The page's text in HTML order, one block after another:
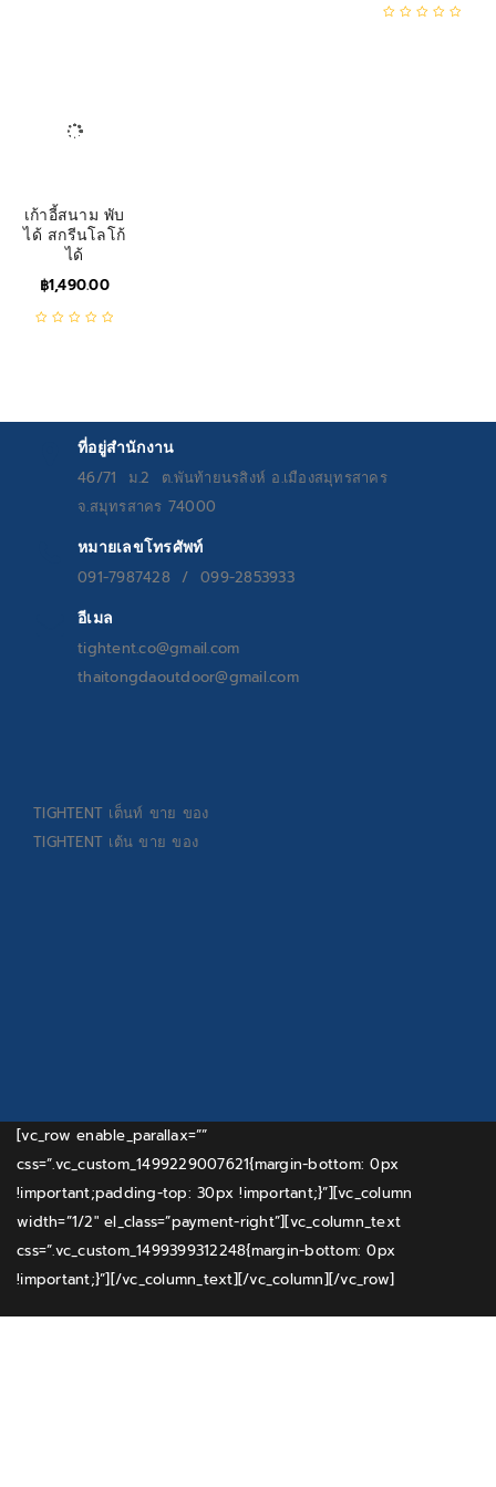
เก้าอี้สนาม พับ
ได้ สกรีนโลโก้
ได้
฿1,490.00
ที่อยู่สำนักงาน
46/71 ม.2 ต.พันท้ายนรสิงห์ อ.เมืองสมุทรสาคร
จ.สมุทรสาคร 74000
หมายเลขโทรศัพท์
091-7987428 / 099-2853933
อีเมล
tightent.co@gmail.com
thaitongdaoutdoor@gmail.com
TIGHTENT เต็นท์ ขาย ของ
TIGHTENT เต้น ขาย ของ
[vc_row enable_parallax=””
css=”.vc_custom_1499229007621{margin-bottom: 0px
!important;padding-top: 30px !important;}”][vc_column
width=”1/2″ el_class=”payment-right”][vc_column_text
css=”.vc_custom_1499399312248{margin-bottom: 0px
!important;}”][/vc_column_text][/vc_column][/vc_row]